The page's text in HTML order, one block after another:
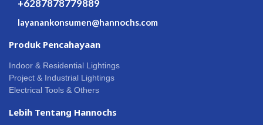
+6287878779889
layanankonsumen@hannochs.com
Produk Pencahayaan
Indoor & Residential Lightings
Project & Industrial Lightings
Electrical Tools & Others
Lebih Tentang Hannochs